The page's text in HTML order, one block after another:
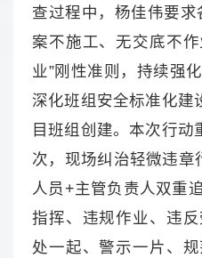
查过程中，杨佳伟要求
案不施工、无交底不
业”刚性准则，持续强
深化班组安全标准化建
目班组创建。本次行动
次，现场纠治轻微违章
人员+主管负责人双重
指挥、违规作业、违
处一起、警示一片、